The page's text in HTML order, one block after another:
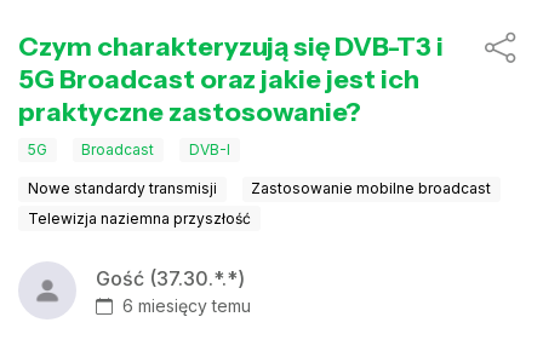
Czym charakteryzują się DVB-T3 i
5G Broadcast oraz jakie jest ich
praktyczne zastosowanie?
5G Broadcast DVB-I
Nowe standardy transmisji
Zastosowanie mobilne broadcast
Telewizja naziemna przyszłość
Gość (37.30.*.*)
6 miesięcy temu